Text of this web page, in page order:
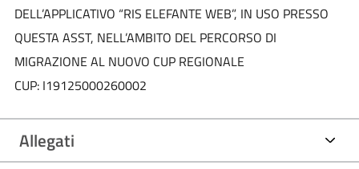
DELL’APPLICATIVO “RIS ELEFANTE WEB”, IN USO PRESSO
QUESTA ASST, NELL’AMBITO DEL PERCORSO DI
MIGRAZIONE AL NUOVO CUP REGIONALE
CUP: I19125000260002
Allegati